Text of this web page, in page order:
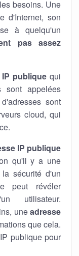
besoins. Une
d'Internet, son
à quelqu'un
pas assez
publique qui
sont appelées
sont
cloud, qui
IP publique
qu'il y a une
la sécurité d'un
peut révéler
utilisateur.
uneadresse
que cela.
publique pour